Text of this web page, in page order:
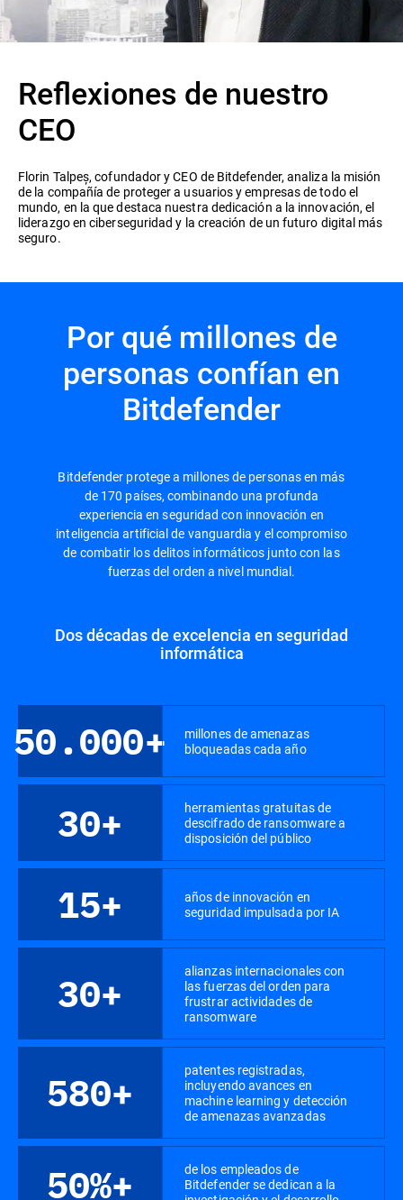
Reflexiones de nuestro
CEO
Florin Talpeș, cofundador y CEO de Bitdefender, analiza la misión
de la compañía de proteger a usuarios y empresas de todo el
mundo, en la que destaca nuestra dedicación a la innovación, el
liderazgo en ciberseguridad y la creación de un futuro digital más
seguro.
Por qué millones de
personas confían en
Bitdefender
Bitdefender protege a millones de personas en más
de 170 países, combinando una profunda
experiencia en seguridad con innovación en
inteligencia artificial de vanguardia y el compromiso
de combatir los delitos informáticos junto con las
fuerzas del orden a nivel mundial.
Dos décadas de excelencia en seguridad
informática
50.000+
millones de amenazas
bloqueadas cada año
30+
herramientas gratuitas de
descifrado de ransomware a
disposición del público
15+
años de innovación en
seguridad impulsada por IA
30+
alianzas internacionales con
las fuerzas del orden para
frustrar actividades de
ransomware
580+
patentes registradas,
incluyendo avances en
machine learning y detección
de amenazas avanzadas
50%+
de los empleados de
Bitdefender se dedican a la